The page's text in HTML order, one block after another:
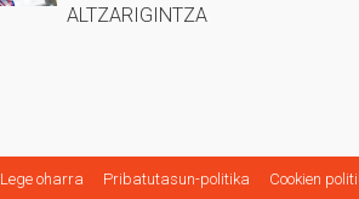
ALTZARIGINTZA
Lege oharra Pribatutasun-politika Cookien